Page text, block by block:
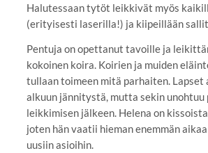
Halutessaan tytöt leikkivät myös
(erityisesti laserilla!) ja kiipeillään
Pentuja on opettanut tavoille ja
kokoinen koira. Koirien ja muiden
tullaan toimeen mitä parhaiten.
alkuun jännitystä, mutta sekin unohtuu
leikkimisen jälkeen. Helena on
joten hän vaatii hieman enemmän
uusiin asioihin.